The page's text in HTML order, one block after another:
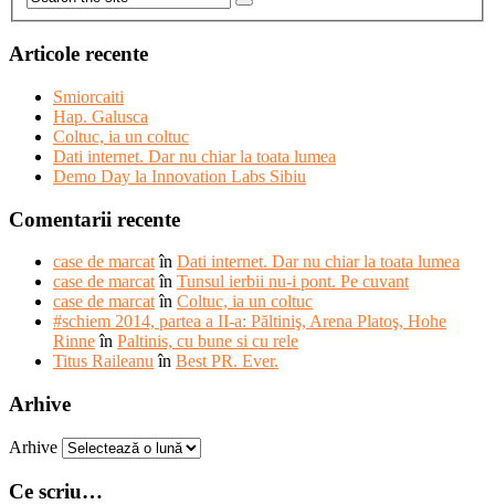
Articole recente
Smiorcaiti
Hap. Galusca
Coltuc, ia un coltuc
Dati internet. Dar nu chiar la toata lumea
Demo Day la Innovation Labs Sibiu
Comentarii recente
case de marcatîn Dati internet. Dar nu chiar la toata lumea
case de marcatîn Tunsul ierbii nu-i pont. Pe cuvant
case de marcatîn Coltuc, ia un coltuc
#schiem 2014, partea a II-a: Păltiniş, Arena Platoş, Hohe
Rinneîn Paltinis, cu bune si cu rele
Titus Raileanuîn Best PR. Ever.
Arhive
Arhive
Ce scriu…